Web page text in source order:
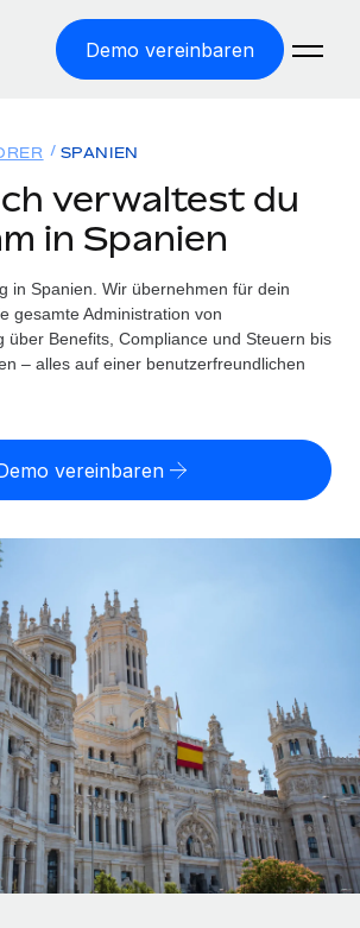
Demo vereinbaren
Payroll
Record
ohne Kosten für Niederlassungen
of Record
weltweite Arbeit mit Freelancer:innen
und Verwalten von
komplexen HR-Aufgaben
der HR in bestehende Abläufe
Kernfunktionen für dein Team
Unterstützung bei der Einstellung
in allen US-Bundesstaaten
Payroll-Lösungen für wachsende
HR-Lösungen, um Teams zu
für Konzerne und Großunternehmen
berechnen
berechnen
zu möglichen Währungen und
für globale Freelancer:innen
Leitfäden
SPANIEN
verwaltest du
in Spanien
in Spanien. Wir übernehmen für dein
gesamte Administration von
über Benefits, Compliance und Steuern bis
– alles auf einer benutzerfreundlichen
vereinbaren